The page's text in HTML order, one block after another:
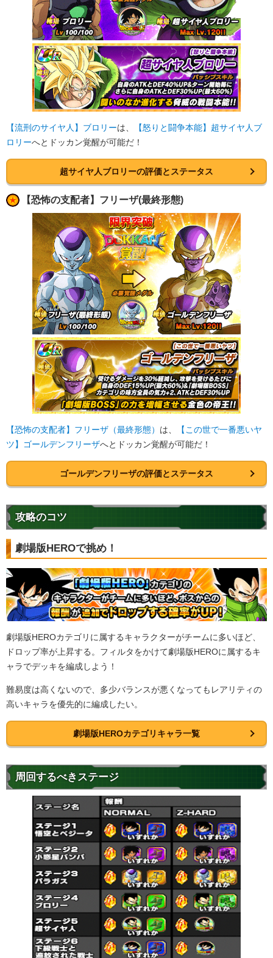
【流刑のサイヤ人】ブロリーは、
【怒りと闘争本能】超サイヤ人ブ
ロリーへとドッカン覚醒が可能だ！
超サイヤ人ブロリーの評価とステータス
【恐怖の支配者】フリーザ(最終形態)
【恐怖の支配者】フリーザ（最終形態） は、
【この世で一番悪いヤ
ツ】ゴールデンフリーザへとドッカン覚醒が可能だ！
ゴールデンフリーザの評価とステータス
攻略のコツ
劇場版HEROで挑め！
劇場版HEROカテゴリに属するキャラクターがチームに多いほど、
ドロップ率が上昇する。フィルタをかけて劇場版HEROに属するキ
ャラでデッキを編成しよう！
難易度は高くないので、多少バランスが悪くなってもレアリティの
高いキャラを優先的に編成したい。
劇場版HEROカテゴリキャラ一覧
周回するべきステージ